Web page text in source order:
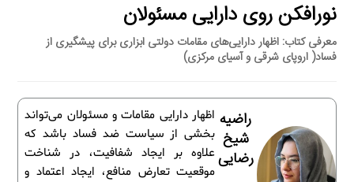
نورافکن روی دارایی مسئولان
معرفی کتاب: اظهار دارایی‌های مقامات دولتی ابزاری برای پیشگیری از
فساد( اروپای شرقی و آسیای مرکزی)
اظهار دارایی مقامات و مسئولان می‌تواند
بخشی از سیاست ضد فساد باشد که
علاوه بر ایجاد شفافیت، در شناخت
موقعیت تعارض منافع، ایجاد اعتماد و
راضیه
شیخ
رضایی